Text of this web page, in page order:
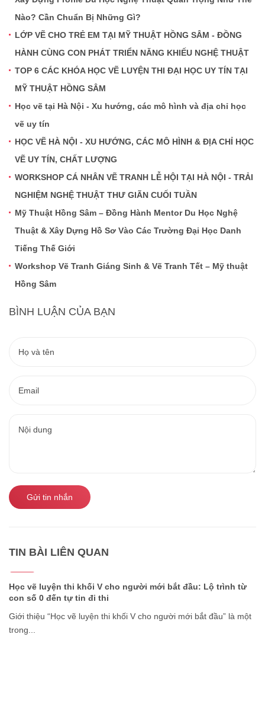
Nào? Cần Chuẩn Bị Những Gì?
LỚP VẼ CHO TRẺ EM TẠI MỸ THUẬT HỒNG SÂM - ĐỒNG
HÀNH CÙNG CON PHÁT TRIỂN NĂNG KHIẾU NGHỆ THUẬT
TOP 6 CÁC KHÓA HỌC VẼ LUYỆN THI ĐẠI HỌC UY TÍN TẠI
MỸ THUẬT HỒNG SÂM
Học vẽ tại Hà Nội - Xu hướng, các mô hình và địa chỉ học
vẽ uy tín
HỌC VẼ HÀ NỘI - XU HƯỚNG, CÁC MÔ HÌNH & ĐỊA CHỈ HỌC
VẼ UY TÍN, CHẤT LƯỢNG
WORKSHOP CÁ NHÂN VẼ TRANH LỄ HỘI TẠI HÀ NỘI - TRẢI
NGHIỆM NGHỆ THUẬT THƯ GIÃN CUỐI TUẦN
Mỹ Thuật Hồng Sâm – Đồng Hành Mentor Du Học Nghệ
Thuật & Xây Dựng Hồ Sơ Vào Các Trường Đại Học Danh
Tiếng Thế Giới
Workshop Vẽ Tranh Giáng Sinh & Vẽ Tranh Tết – Mỹ thuật
Hồng Sâm
BÌNH LUẬN CỦA BẠN
Gửi tin nhắn
TIN BÀI LIÊN QUAN